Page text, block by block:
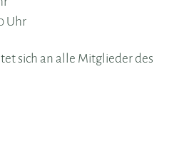
Uhr
sich an alle Mitglieder des